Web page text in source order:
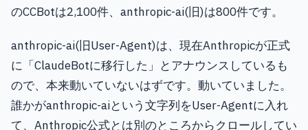
のCCBotは2,100件、anthropic-ai(旧)は800件です。
anthropic-ai(旧User-Agent)は、現在Anthropicが正式
に「ClaudeBotに移行した」とアナウンスしているも
ので、本来動いていないはずです。動いていました。
誰かがanthropic-aiという文字列をUser-Agentに入れ
て、Anthropic公式とは別のところからクロールしてい